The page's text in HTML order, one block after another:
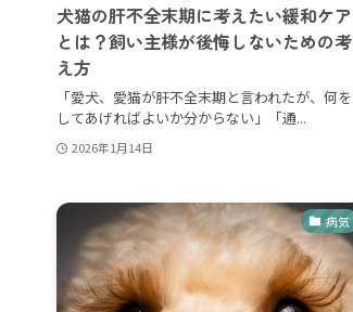
犬猫の肝不全末期に考えたい緩和ケア
とは？飼い主様が後悔しないための考
え方
「愛犬、愛猫が肝不全末期と言われたが、何を
してあげればよいか分からない」「通...
2026年1月14日
病気